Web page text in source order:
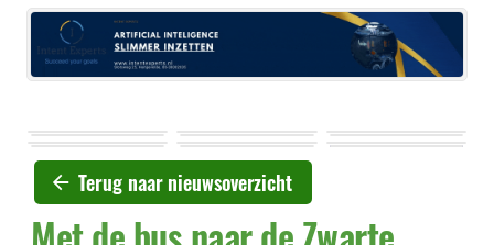
Terug naar nieuwsoverzicht